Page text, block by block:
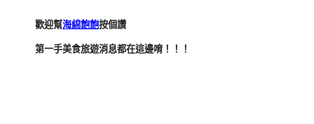
歡迎幫海綿飽飽按個讚
第一手美食旅遊消息都在這邊唷！！！